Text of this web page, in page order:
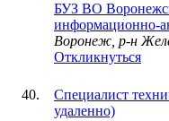
БУЗ ВО
информационно-
Воронеж, р-н
Откликнуться
Специалист
удаленно)